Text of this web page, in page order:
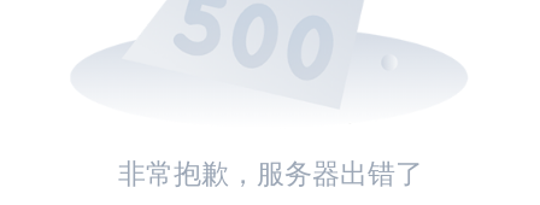
非常抱歉，服务器出错了